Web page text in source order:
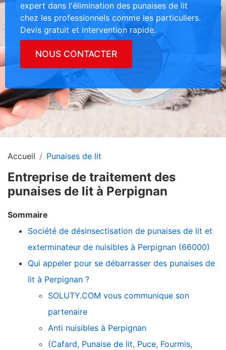
expert dans l'élimination des punaises de lit
chez les professionnels comme les particuliers.
Devis gratuit et intervention rapide.
NOUS CONTACTER
Accueil Punaises de lit
Entreprise de traitement des
punaises de lit à Perpignan
Sommaire
Société de désinsectisation de punaises de lit et
exterminateur de nuisibles à Perpignan (66000)
Qui appeler pour se débarrasser des punaises de
lit à Perpignan ?
SOLUTY.COM vous communique son
partenaire
Anti nuisibles à Perpignan
(Cafard, Punaise de lit, Puce, Fourmis,